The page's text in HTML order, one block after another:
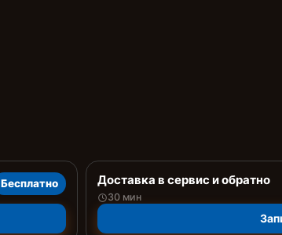
Бесплатно Доставка в сервис и обратно
30 мин